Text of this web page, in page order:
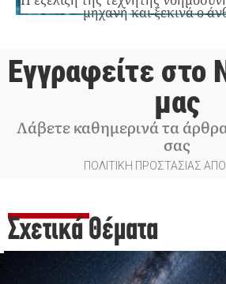
μηχανή και ξεκινά ο
Εγγραφείτε στο
μας
Λάβετε καθημερινά τα
σας
ΠΟΛΙΤΙΚΗ ΠΡΟΣΤΑΣΙΑΣ
Σχετικά Θέματα